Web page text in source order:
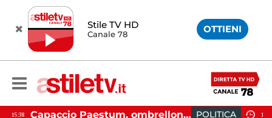
Stile TV HD
Canale 78 OTTIENI
Capaccio Paestum, ombrellone selvaggio: blitz della Municipale, sgomberate tutte le spiagge libere POLITICA 19:43